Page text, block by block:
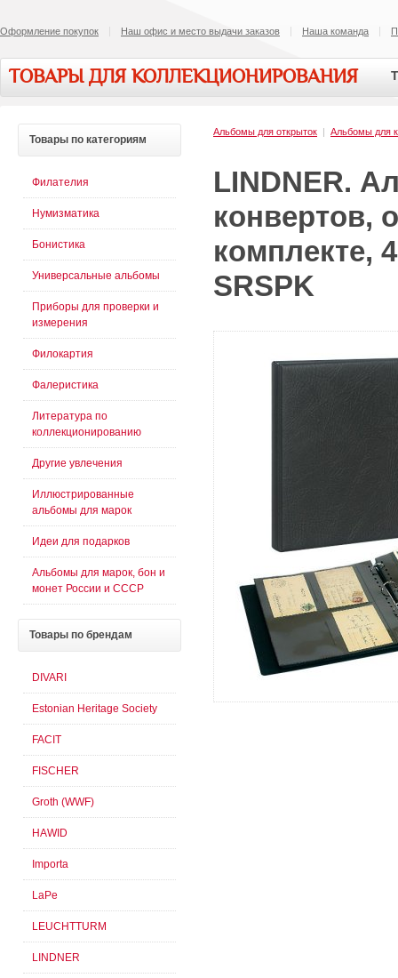
Оформление покупок Наш офис и место выдачи заказов Наша команда
ТОВАРЫ ДЛЯ КОЛЛЕКЦИОНИРОВАНИЯ
Альбомы для открыток | Альбомы для
LINDNER.
конвертов,
комплекте,
SRSPK
Товары по категориям
Филателия
Нумизматика
Бонистика
Универсальные альбомы
Приборы для проверки и
измерения
Филокартия
Фалеристика
Литература по
коллекционированию
Другие увлечения
Иллюстрированные
альбомы для марок
Идеи для подарков
Альбомы для марок, бон и
монет России и СССР
Товары по брендам
DIVARI
Estonian Heritage Society
FACIT
FISCHER
Groth (WWF)
HAWID
Importa
LaPe
LEUCHTTURM
LINDNER